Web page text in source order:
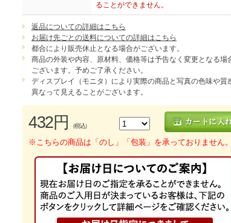
ることができません。
返品についての詳細はこちら
お届け先ごとの送料についての詳細はこちら
都合により販売休止となる場合がございます。
商品の外装や内容、原材料、価格等は予告なく変更となる場
ございます。予めご了承ください。
ディスプレイ（モニタ）により実際の商品と写真の色味や質
異なって見えることがございます。
432円 （税込）
※こちらの商品は「のし」「包装」を承っておりません。